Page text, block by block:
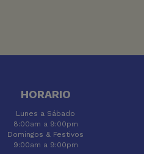
HORARIO
Lunes a Sábado
8:00am a 9:00pm
Domingos & Festivos
9:00am a 9:00pm